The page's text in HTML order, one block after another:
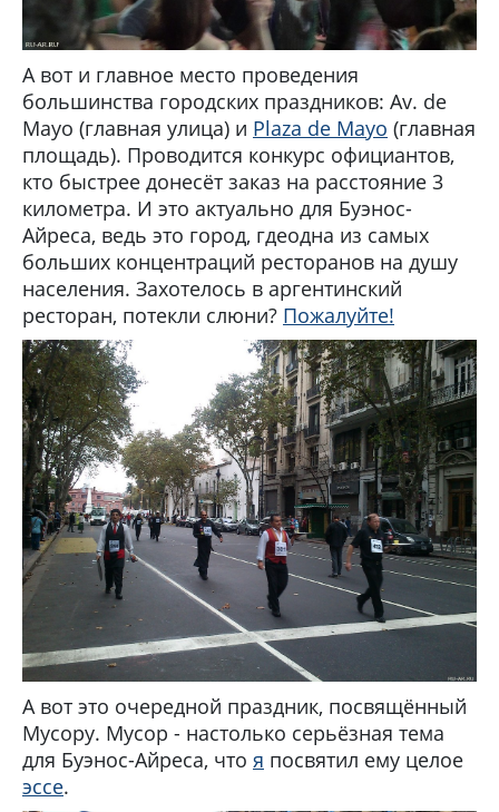
А вот и главное место проведения
большинства городских праздников: Av. de
Mayo (главная улица) и Plaza de Mayo (главная
площадь). Проводится конкурс официантов,
кто быстрее донесёт заказ на расстояние 3
километра. И это актуально для Буэнос-
Айреса, ведь это город, гдеодна из самых
больших концентраций ресторанов на душу
населения. Захотелось в аргентинский
ресторан, потекли слюни? Пожалуйте!
А вот это очередной праздник, посвящённый
Мусору. Мусор - настолько серьёзная тема
для Буэнос-Айреса, что я посвятил ему целое
эссе.